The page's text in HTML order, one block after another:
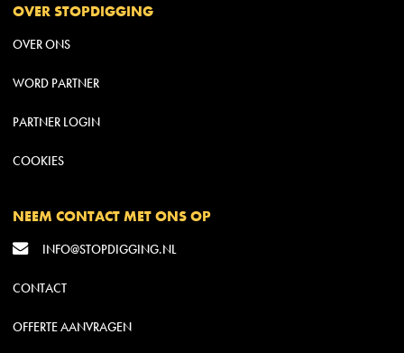
OVER STOPDIGGING
OVER ONS
WORD PARTNER
PARTNER LOGIN
COOKIES
NEEM CONTACT MET ONS OP
INFO@STOPDIGGING.NL
CONTACT
OFFERTE AANVRAGEN